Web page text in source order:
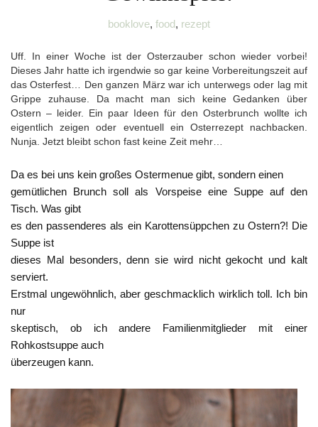
booklove, food, rezept
Uff. In einer Woche ist der Osterzauber schon wieder vorbei!
Dieses Jahr hatte ich irgendwie so gar keine Vorbereitungszeit auf
das Osterfest… Den ganzen März war ich unterwegs oder lag mit
Grippe zuhause. Da macht man sich keine Gedanken über
Ostern – leider. Ein paar Ideen für den Osterbrunch wollte ich
eigentlich zeigen oder eventuell ein Osterrezept nachbacken.
Nunja. Jetzt bleibt schon fast keine Zeit mehr…
Da es bei uns kein großes Ostermenue gibt, sondern einen
gemütlichen Brunch soll als Vorspeise eine Suppe auf den
Tisch. Was gibt
es den passenderes als ein Karottensüppchen zu Ostern?! Die
Suppe ist
dieses Mal besonders, denn sie wird nicht gekocht und kalt
serviert.
Erstmal ungewöhnlich, aber geschmacklich wirklich toll. Ich bin
nur
skeptisch, ob ich andere Familienmitglieder mit einer
Rohkostsuppe auch
überzeugen kann.